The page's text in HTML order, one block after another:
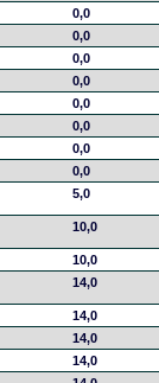
0,0
0,0
0,0
0,0
0,0
0,0
0,0
0,0
5,0
10,0
10,0
14,0
14,0
14,0
14,0